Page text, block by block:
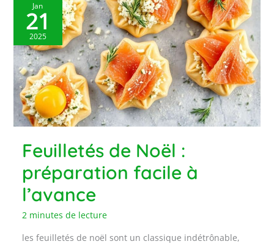
Jan
21
2025
Feuilletés de Noël :
préparation facile à
l’avance
2 minutes de lecture
les feuilletés de noël sont un classique indétrônable,